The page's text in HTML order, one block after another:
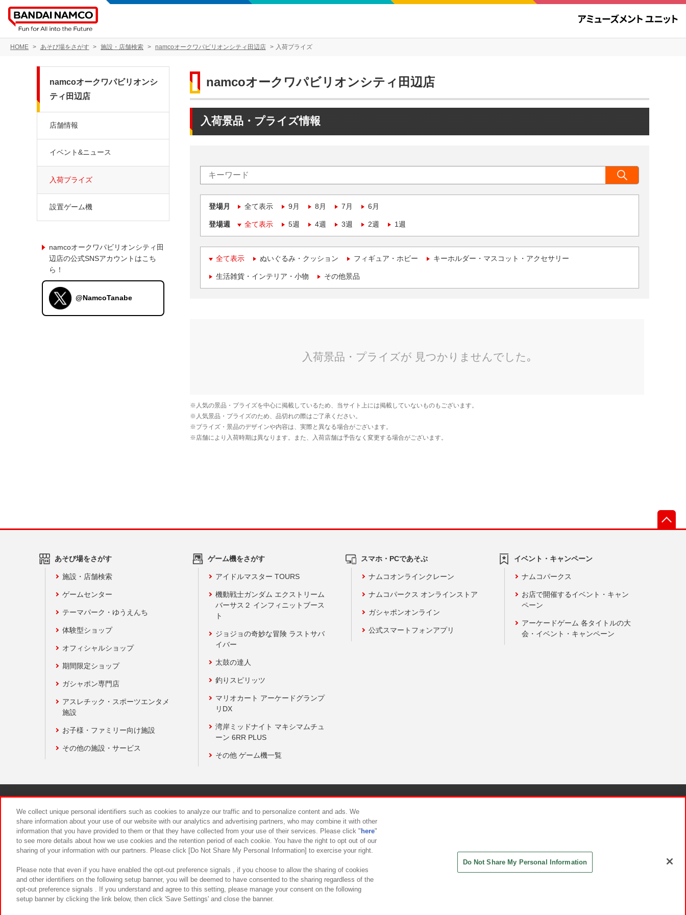
HOME あそび場をさがす 施設・店舗検索 namcoオークワパビリオンシティ田辺店 入荷プライズ
namcoオークワパビリオンシティ田辺店
入荷景品・プライズ情報
登場月 全て表示 9月 8月 7月 6月
登場週 全て表示 5週 4週 3週 2週 1週
全て表示 ぬいぐるみ・クッション フィギュア・ホビー キーホルダー・マスコット・アクセサリー
生活雑貨・インテリア・小物 その他景品
namcoオークワパビリオンシ
ティ田辺店
店舗情報
イベント&ニュース
入荷プライズ
設置ゲーム機
namcoオークワパビリオンシティ田
辺店の公式SNSアカウントはこち
ら！
@NamcoTanabe
あそび場をさがす
施設・店舗検索
ゲームセンター
テーマパーク・ゆうえんち
体験型ショップ
オフィシャルショップ
期間限定ショップ
ガシャポン専門店
アスレチック・スポーツエンタメ
施設
お子様・ファミリー向け施設
その他の施設・サービス
ゲーム機をさがす
アイドルマスター TOURS
機動戦士ガンダム エクストリーム
バーサス２ インフィニットブース
ト
ジョジョの奇妙な冒険 ラストサバ
イバー
太鼓の達人
釣りスピリッツ
マリオカート アーケードグランプ
リDX
湾岸ミッドナイト マキシマムチュ
ーン 6RR PLUS
その他 ゲーム機一覧
スマホ・PCであそぶ
ナムコオンラインクレーン
ナムコパークス オンラインストア
ガシャポンオンライン
公式スマートフォンアプリ
イベント・キャンペーン
ナムコパークス
お店で開催するイベント・キャン
ペーン
アーケードゲーム 各タイトルの大
会・イベント・キャンペーン
食品のご提供について カスタマーハラスメント対応方針
We collect unique personal identifiers such as cookies to analyze our traffic and to personalize content and ads. We
share information about your use of our website with our analytics and advertising partners, who may combine it with other
information that you have provided to them or that they have collected from your use of their services. Please click " here"
to see more details about how we use cookies and the retention period of each cookie. You have the right to opt out of our
sharing of your information with our partners. Please click [Do Not Share My Personal Information] to exercise your right.
Please note that even if you have enabled the opt-out preference signals , if you choose to allow the sharing of cookies
and other identifiers on the following setup banner, you will be deemed to have consented to the sharing regardless of the
opt-out preference signals . If you understand and agree to this setting, please manage your consent on the following
setup banner by clicking the link below, then click 'Save Settings' and close the banner.
Do Not Share My Personal Information